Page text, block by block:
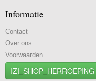
Informatie
Contact
Over ons
Voorwaarden
IZI_SHOP_HERROEPING